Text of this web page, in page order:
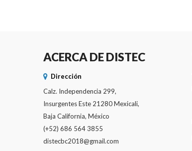
ACERCA DE DISTEC
Dirección
Calz. Independencia 299,
Insurgentes Este 21280 Mexicali,
Baja California, México
(+52) 686 564 3855
distecbc2018@gmail.com